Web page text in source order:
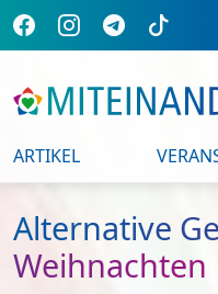
ARTIKEL
Alternative
Weihnachten